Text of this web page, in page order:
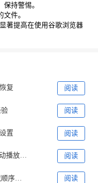
持警惕。
件。
著提高在使用谷歌浏览器
复 阅读
阅读
置 阅读
Windows上如何禁用Chrome的自动播放视频 阅读
Chrome浏览器自动优化网页加载顺序方案 阅读